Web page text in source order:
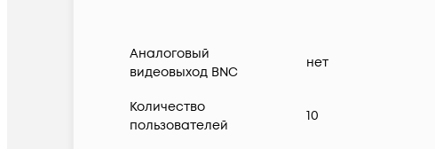
Аналоговый
видеовыход BNC
нет
Количество
пользователей
10